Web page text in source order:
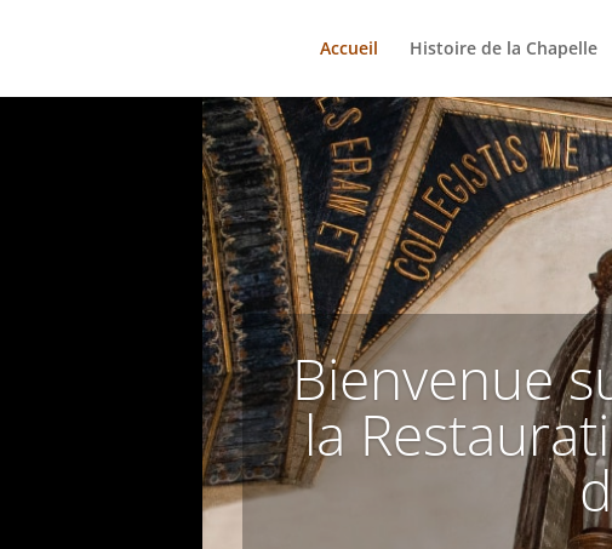
Accueil Histoire de la Chapelle
Bienvenue
la